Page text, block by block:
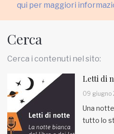
qui per maggiori
HOME
RUBRICHE
MUNICIPI
Cerca
Cerca i contenuti nel sito:
Letti di
09 giugno
Una
tutto lo